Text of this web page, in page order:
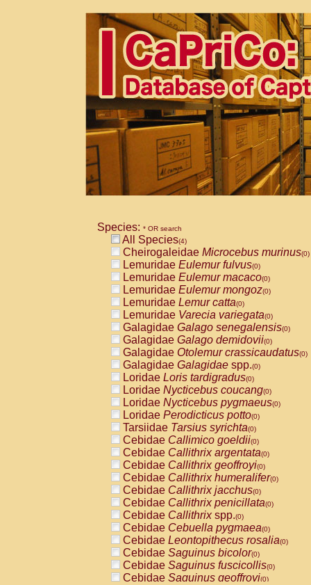
Species: * OR search
All Species(4)
Cheirogaleidae Microcebus murinus(0)
Lemuridae Eulemur fulvus(0)
Lemuridae Eulemur macaco(0)
Lemuridae Eulemur mongoz(0)
Lemuridae Lemur catta(0)
Lemuridae Varecia variegata(0)
Galagidae Galago senegalensis(0)
Galagidae Galago demidovii(0)
Galagidae Otolemur crassicaudatus(0)
Galagidae Galagidae spp.(0)
Loridae Loris tardigradus(0)
Loridae Nycticebus coucang(0)
Loridae Nycticebus pygmaeus(0)
Loridae Perodicticus potto(0)
Tarsiidae Tarsius syrichta(0)
Cebidae Callimico goeldii(0)
Cebidae Callithrix argentata(0)
Cebidae Callithrix geoffroyi(0)
Cebidae Callithrix humeralifer(0)
Cebidae Callithrix jacchus(0)
Cebidae Callithrix penicillata(0)
Cebidae Callithrixspp.(0)
Cebidae Cebuella pygmaea(0)
Cebidae Leontopithecus rosalia(0)
Cebidae Saguinus bicolor(0)
Cebidae Saguinus fuscicollis(0)
Cebidae Saguinus geoffroyi(0)